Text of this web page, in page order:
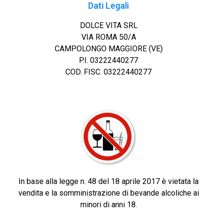
Dati Legali
DOLCE VITA SRL
VIA ROMA 50/A
CAMPOLONGO MAGGIORE (VE)
P.I. 03222440277
COD. FISC. 03222440277
In base alla legge n. 48 del 18 aprile 2017 è vietata la
vendita e la somministrazione di bevande alcoliche ai
minori di anni 18.